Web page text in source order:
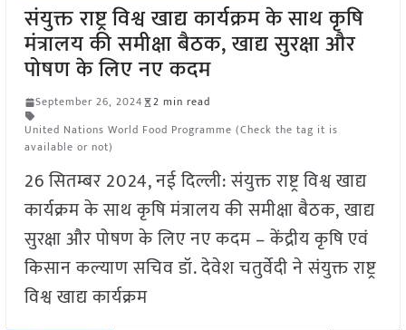
संयुक्त राष्ट्र विश्व खाद्य कार्यक्रम के साथ कृषि
मंत्रालय की समीक्षा बैठक, खाद्य सुरक्षा और
पोषण के लिए नए कदम
September 26, 2024
2 min read
United Nations World Food Programme (Check the tag it is
available or not)
26 सितम्बर 2024, नई दिल्ली: संयुक्त राष्ट्र विश्व खाद्य
कार्यक्रम के साथ कृषि मंत्रालय की समीक्षा बैठक, खाद्य
सुरक्षा और पोषण के लिए नए कदम – केंद्रीय कृषि एवं
किसान कल्याण सचिव डॉ. देवेश चतुर्वेदी ने संयुक्त राष्ट्र
विश्व खाद्य कार्यक्रम